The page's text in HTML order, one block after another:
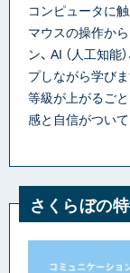
コンピュータに
マウスの操作か
ン、 AI （人工知
プしながら学びま
等級が上がるご
感と自信がついて
さくらぼの